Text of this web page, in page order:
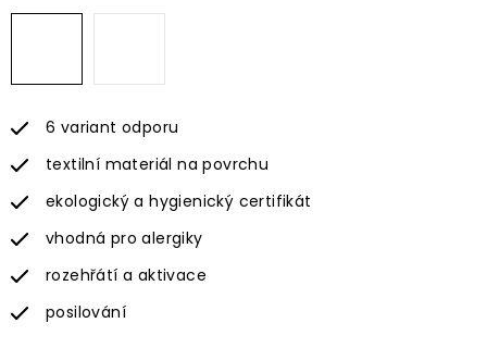
6 variant odporu
textilní materiál na povrchu
ekologický a hygienický certifikát
vhodná pro alergiky
rozehřátí a aktivace
posilování